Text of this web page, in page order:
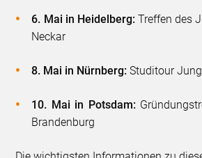
6. Mai in Heidelberg: Treffen des
Neckar
8. Mai in Nürnberg: Studitour
10. Mai in Potsdam:
Brandenburg